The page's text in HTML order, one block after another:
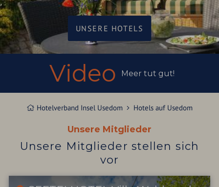
UNSERE HOTELS
Video Meer tut gut!
Hotelverband Insel Usedom Hotels auf Usedom
Unsere Mitglieder
Unsere Mitglieder stellen sich
vor